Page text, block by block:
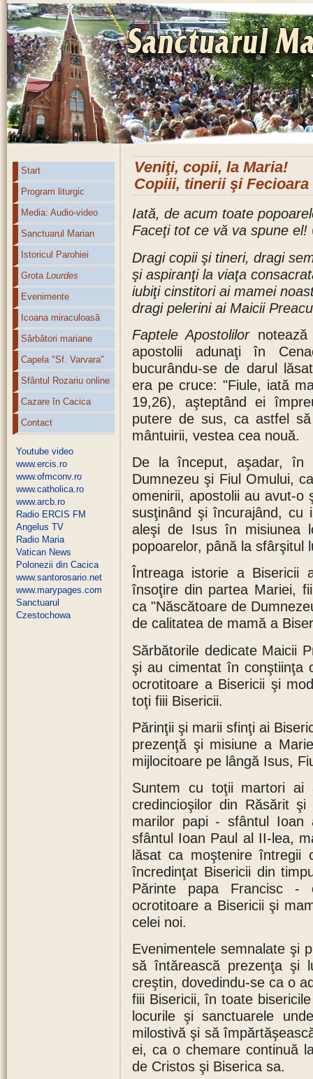
Start
Program liturgic
Media: Audio-video
Sanctuarul Marian
Istoricul Parohiei
Grota Lourdes
Evenimente
Icoana miraculoasă
Sărbători mariane
Capela "Sf. Varvara"
Sfântul Rozariu online
Cazare în Cacica
Contact
Youtube video
www.ercis.ro
www.ofmconv.ro
www.catholica.ro
www.arcb.ro
Radio ERCIS FM
Angelus TV
Radio Maria
Vatican News
Polonezii din Cacica
www.santorosario.net
www.marypages.com
Sanctuarul
Czestochowa
Veniţi, copii, la Maria!
Copiii, tinerii şi Fecioara
Iată, de acum toate
Faceţi tot ce vă va spune el!
Dragi copii şi tineri, dragi
şi aspiranţi la viaţa
iubiţi cinstitori ai mamei
dragi pelerini ai Maicii
Faptele Apostolilornotează
apostolii adunaţi în
bucurându-se de darul
era pe cruce: "Fiule, iată
19,26), aşteptând ei
putere de sus, ca astfel
mântuirii, vestea cea nouă.
De la început, aşadar, în
Dumnezeu şi Fiul Omului,
omenirii, apostolii au avut-o
susţinând şi încurajând, cu
aleşi de Isus în misiunea
popoarelor, până la sfârşitul
Întreaga istorie a Bisericii
însoţire din partea Mariei,
ca "Născătoare de
de calitatea de mamă a
Sărbătorile dedicate Maicii
şi au cimentat în conştiinţa
ocrotitoare a Bisericii şi
toţi fiii Bisericii.
Părinţii şi marii sfinţi ai
prezenţă şi misiune a
mijlocitoare pe lângă Isus,
Suntem cu toţii martori ai
credincioşilor din Răsărit
marilor papi - sfântul Ioan
sfântul Ioan Paul al II-lea,
lăsat ca moştenire întregii
încredinţat Bisericii din
Părinte papa Francisc -
ocrotitoare a Bisericii şi
celei noi.
Evenimentele semnalate şi
să întărească prezenţa şi
creştin, dovedindu-se ca o
fiii Bisericii, în toate
locurile şi sanctuarele
milostivă şi să
ei, ca o chemare continuă
de Cristos şi Biserica sa.